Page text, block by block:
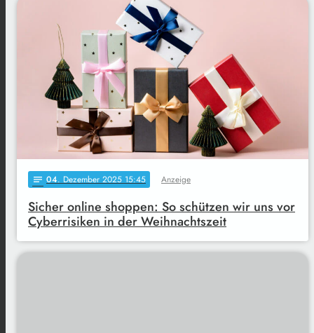
notes 04. Dezember 2025 15:45 Anzeige
Sicher online shoppen: So schützen wir uns vor
Cyberrisiken in der Weihnachtszeit